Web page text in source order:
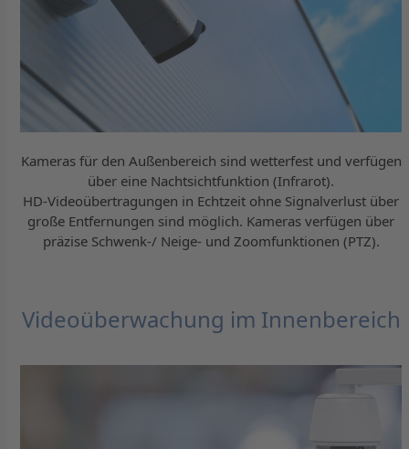
Kameras für den Außenbereich sind wetterfest und verfügen
über eine Nachtsichtfunktion (Infrarot).
HD-Videoübertragungen in Echtzeit ohne Signalverlust über
große Entfernungen sind möglich. Kameras verfügen über
präzise Schwenk-/ Neige- und Zoomfunktionen (PTZ).
Videoüberwachung im Innenbereich